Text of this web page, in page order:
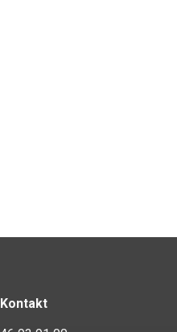
Kontakt